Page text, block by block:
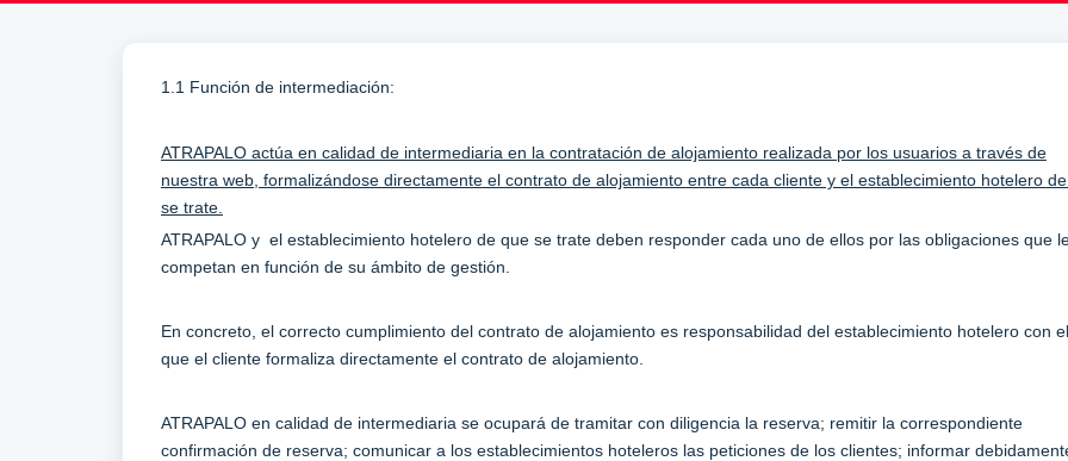
1.1 Función de intermediación:
ATRAPALO actúa en calidad de intermediaria en la contratación de alojamiento realizada por los usuarios a través de
nuestra web, formalizándose directamente el contrato de alojamiento entre cada cliente y el establecimiento hotelero
se trate.
ATRAPALO y el establecimiento hotelero de que se trate deben responder cada uno de ellos por las obligaciones que
competan en función de su ámbito de gestión.
En concreto, el correcto cumplimiento del contrato de alojamiento es responsabilidad del establecimiento hotelero con el
que el cliente formaliza directamente el contrato de alojamiento.
ATRAPALO en calidad de intermediaria se ocupará de tramitar con diligencia la reserva; remitir la correspondiente
confirmación de reserva; comunicar a los establecimientos hoteleros las peticiones de los clientes; informar